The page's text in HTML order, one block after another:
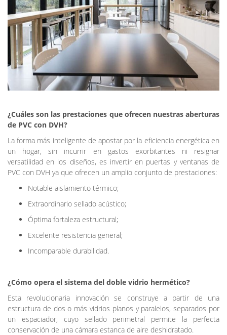
¿Cuáles son las prestaciones que ofrecen nuestras aberturas
de PVC con DVH?
La forma más inteligente de apostar por la eficiencia energética en
un hogar, sin incurrir en gastos exorbitantes ni resignar
versatilidad en los diseños, es invertir en puertas y ventanas de
PVC con DVH ya que ofrecen un amplio conjunto de prestaciones:
Notable aislamiento térmico;
Extraordinario sellado acústico;
Óptima fortaleza estructural;
Excelente resistencia general;
Incomparable durabilidad.
¿Cómo opera el sistema del doble vidrio hermético?
Esta revolucionaria innovación se construye a partir de una
estructura de dos o más vidrios planos y paralelos, separados por
un espaciador, cuyo sellado perimetral permite la perfecta
conservación de una cámara estanca de aire deshidratado.